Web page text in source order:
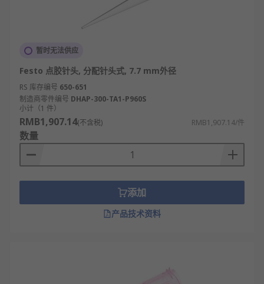
暂时无法供应
Festo 点胶针头, 分配针头式, 7.7 mm外径
RS 库存编号 650-651
制造商零件编号 DHAP-300-TA1-P960S
小计（1 件）
RMB1,907.14(不含税) RMB1,907.14/件
数量
添加
产品技术资料